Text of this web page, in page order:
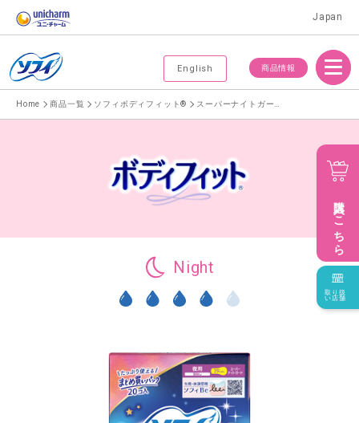
Japan
English 商品情報
Menu
Home 商品一覧 ソフィボディフィット®
Night
購入はこちら
取り扱
い店舗